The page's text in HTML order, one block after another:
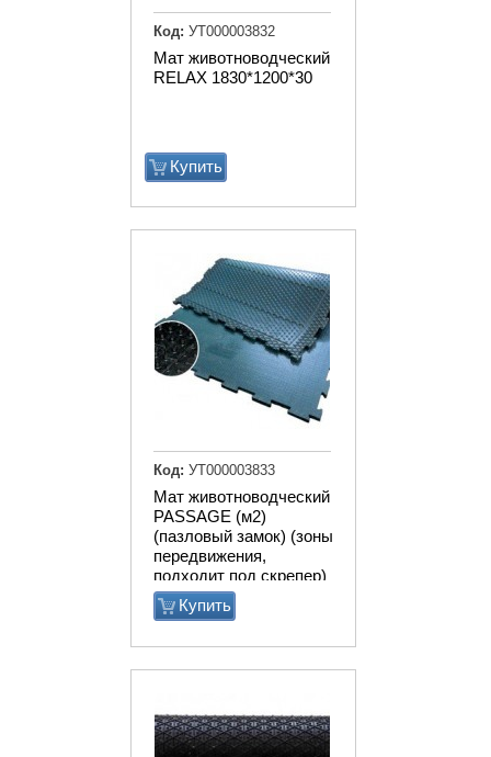
Мат животноводческий
RELAX 1830*1200*30
Купить
Код: УТ000003832
Мат животноводческий
PASSAGE (м2)
(пазловый замок) (зоны
передвижения,
подходит под скрепер)
Купить
Код: УТ000003833